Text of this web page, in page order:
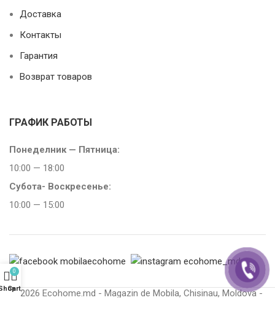
Доставка
Контакты
Гарантия
Возврат товаров
ГРАФИК РАБОТЫ
Понеделник — Пятница:
10:00 — 18:00
Субота- Воскресенье:
10:00 — 15:00
2026 Ecohome.md - Magazin de Mobila, Chisinau, Moldova -
0
Cart